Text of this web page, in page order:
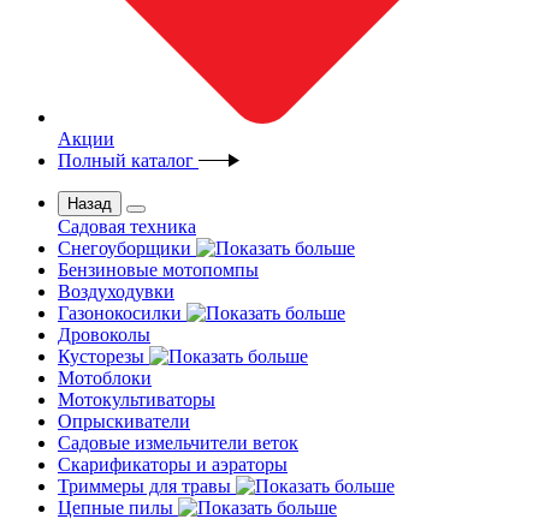
Акции
Полный каталог
Назад
Садовая техника
Снегоуборщики
Бензиновые мотопомпы
Воздуходувки
Газонокосилки
Дровоколы
Кусторезы
Мотоблоки
Мотокультиваторы
Опрыскиватели
Садовые измельчители веток
Скарификаторы и аэраторы
Триммеры для травы
Цепные пилы